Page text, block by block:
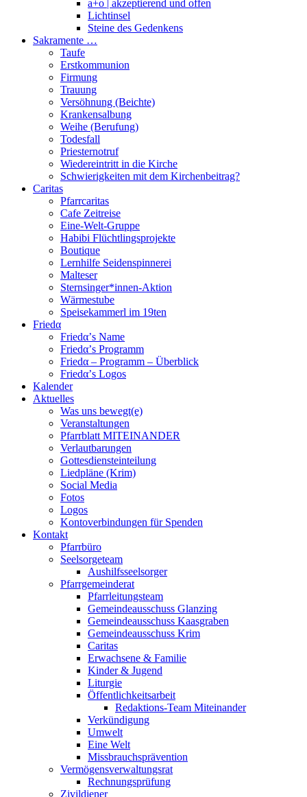
a+o | akzeptierend und offen
Lichtinsel
Steine des Gedenkens
Sakramente …
Taufe
Erstkommunion
Firmung
Trauung
Versöhnung (Beichte)
Krankensalbung
Weihe (Berufung)
Todesfall
Priesternotruf
Wiedereintritt in die Kirche
Schwierigkeiten mit dem Kirchenbeitrag?
Caritas
Pfarrcaritas
Cafe Zeitreise
Eine-Welt-Gruppe
Habibi Flüchtlingsprojekte
Boutique
Lernhilfe Seidenspinnerei
Malteser
Sternsinger*innen-Aktion
Wärmestube
Speisekammerl im 19ten
Friedα
Friedα’s Name
Friedα’s Programm
Friedα – Programm – Überblick
Friedα’s Logos
Kalender
Aktuelles
Was uns bewegt(e)
Veranstaltungen
Pfarrblatt MITEINANDER
Verlautbarungen
Gottesdiensteinteilung
Liedpläne (Krim)
Social Media
Fotos
Logos
Kontoverbindungen für Spenden
Kontakt
Pfarrbüro
Seelsorgeteam
Aushilfsseelsorger
Pfarrgemeinderat
Pfarrleitungsteam
Gemeindeausschuss Glanzing
Gemeindeausschuss Kaasgraben
Gemeindeausschuss Krim
Caritas
Erwachsene & Familie
Kinder & Jugend
Liturgie
Öffentlichkeitsarbeit
Redaktions-Team Miteinander
Verkündigung
Umwelt
Eine Welt
Missbrauchsprävention
Vermögensverwaltungsrat
Rechnungsprüfung
Zivildiener